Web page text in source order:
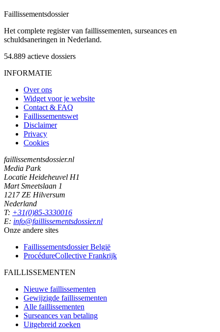
Faillissementsdossier
Het complete register van faillissementen, surseances en
schuldsaneringen in Nederland.
54.889 actieve dossiers
INFORMATIE
Over ons
Widget voor je website
Contact & FAQ
Faillissementswet
Disclaimer
Privacy
Cookies
faillissementsdossier.nl
Media Park
Locatie Heideheuvel H1
Mart Smeetslaan 1
1217 ZE Hilversum
Nederland
T: +31(0)85-3330016
E: info@faillissementsdossier.nl
Onze andere sites
Faillissementsdossier België
ProcédureCollective Frankrijk
FAILLISSEMENTEN
Nieuwe faillissementen
Gewijzigde faillissementen
Alle faillissementen
Surseances van betaling
Uitgebreid zoeken